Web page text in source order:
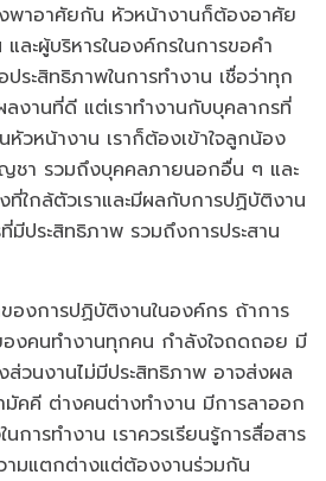
พาอาศัยกัน หัวหน้างานก็ต้องอาศัย
ละผู้บริหารในองค์กรในการขอคำ
ระสิทธิภาพในการทำงาน เชื่อว่าทุก
งานที่ดี แต่เราทำงานกับบุคลากรที่
หัวหน้างาน เราก็ต้องเข้าใจลูกน้อง
ชา รวมถึงบุคคลภายนอกอื่น ๆ และ
ที่ใกล้ตัวเราและมีผลกับการปฏิบัติงาน
ประสิทธิภาพ รวมถึงการประสาน
องการปฏิบัติงานในองค์กร ถ้าการ
งคนทำงานทุกคน กำลังใจถดถอย มี
ส่วนงานไม่มีประสิทธิภาพ อาจส่งผล
คคี ต่างคนต่างทำงาน มีการลาออก
การทำงาน เราควรเรียนรู้การสื่อสาร
ามแตกต่างแต่ต้องงานร่วมกัน